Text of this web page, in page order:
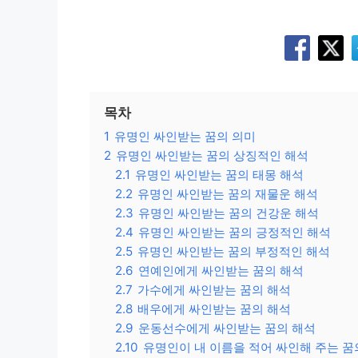
목차
1 유명인 싸인받는 꿈의 의미
2 유명인 싸인받는 꿈의 상징적인 해석
2.1 유명인 싸인받는 꿈의 태몽 해석
2.2 유명인 싸인받는 꿈의 재물운 해석
2.3 유명인 싸인받는 꿈의 건강운 해석
2.4 유명인 싸인받는 꿈의 긍정적인 해석
2.5 유명인 싸인받는 꿈의 부정적인 해석
2.6 연예인에게 싸인받는 꿈의 해석
2.7 가수에게 싸인받는 꿈의 해석
2.8 배우에게 싸인받는 꿈의 해석
2.9 운동선수에게 싸인받는 꿈의 해석
2.10 유명인이 내 이름을 적어 싸인해 주는 꿈